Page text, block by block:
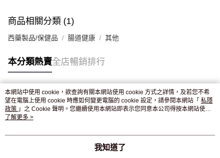
付款後門市自取，訂單確認後2-4個工作天到店，7天內取。逾期後
商品相關分類 (1)
西藥製品/保健品 腸道健康 其他
本分類熱賣全店暢銷排行
熱門標籤
熱銷排行
本網站中使用 cookie，欲查詢有關本網站使用 cookie 方式之詳情，及若您不希
望在電腦上使用 cookie 時應如何變更電腦的 cookie 設定，請參閱本網站「 私隱
政策 」之 Cookie 聲明。您繼續使用本網站即表示您同意本公司得按本網站使用
條款之 Cookie 聲明使用 cookie。
了解更多 >
我知道了